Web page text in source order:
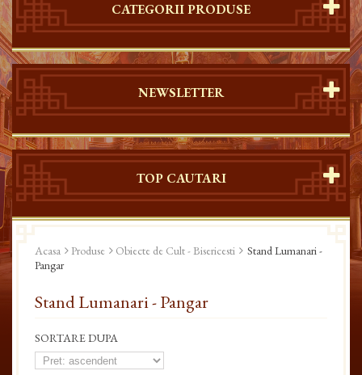
CATEGORII PRODUSE
NEWSLETTER
TOP CAUTARI
Acasa Produse Obiecte de Cult - Bisericesti
Stand Lumanari -
Pangar
Stand Lumanari - Pangar
SORTARE DUPA